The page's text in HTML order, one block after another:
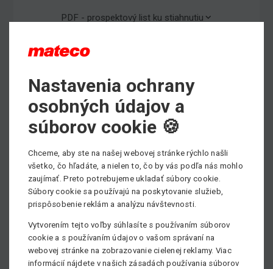
PDF - prospektový list ku stiahnutiu
Max. pracovná výška
15.39 m
Min. stranový dosah
11.02 m
Min. nosnosť
454 kg
Pohon
Diesel
Nastavenia ochrany
osobných údajov a
súborov cookie 🍪
Chceme, aby ste na našej webovej stránke rýchlo našli
všetko, čo hľadáte, a nielen to, čo by vás podľa nás mohlo
zaujímať. Preto potrebujeme ukladať súbory cookie.
Súbory cookie sa používajú na poskytovanie služieb,
prispôsobenie reklám a analýzu návštevnosti.
Vytvorením tejto voľby súhlasíte s používaním súborov
cookie a s používaním údajov o vašom správaní na
webovej stránke na zobrazovanie cielenej reklamy. Viac
informácií nájdete v našich zásadách používania súborov